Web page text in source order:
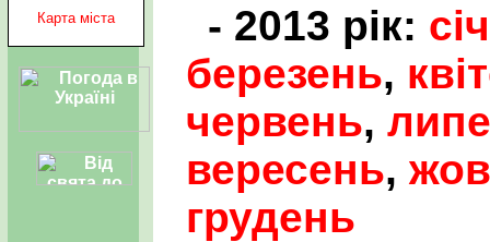
Карта міста
- 2013 рік:
березень,
червень,
вересень,
грудень